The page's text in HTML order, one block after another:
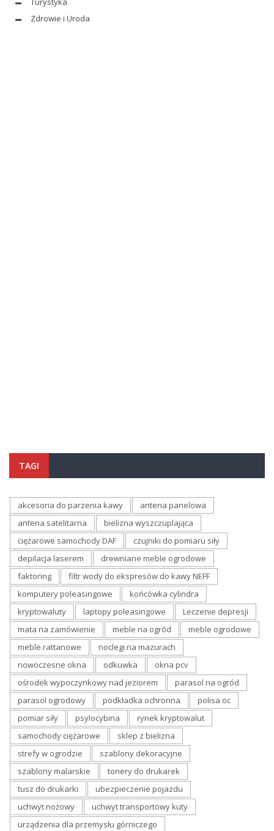
Zdrowie i Uroda
TAGI
akcesoria do parzenia kawy
antena panelowa
antena satelitarna
bielizna wyszczuplająca
ciężarowe samochody DAF
czujniki do pomiaru siły
depilacja laserem
drewniane meble ogrodowe
faktoring
filtr wody do ekspresów do kawy NEFF
komputery poleasingowe
końcówka cylindra
kryptowaluty
laptopy poleasingowe
Leczenie depresji
mata na zamówienie
meble na ogród
meble ogrodowe
meble rattanowe
noclegi na mazurach
nowoczesne okna
odkuwka
okna pcv
ośrodek wypoczynkowy nad jeziorem
parasol na ogród
parasol ogrodowy
podkładka ochronna
polisa oc
pomiar siły
psylocybina
rynek kryptowalut
samochody ciężarowe
sklep z bielizna
strefy w ogrodzie
szablony dekoracyjne
szablony malarskie
tonery do drukarek
tusz do drukarki
ubezpieczenie pojazdu
uchwyt nożowy
uchwyt transportowy kuty
urządzenia dla przemysłu górniczego